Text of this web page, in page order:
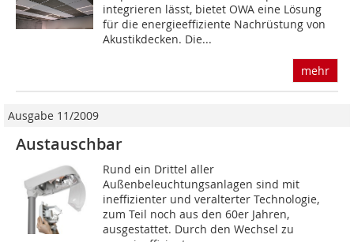
integrieren lässt, bietet OWA eine Lösung
für die energieeffiziente Nachrüstung von
Akustik­decken. Die...
mehr
Ausgabe 11/2009
Austauschbar
Rund ein Drittel aller
Außenbeleuchtungsanlagen sind mit
ineffizienter und veralterter Technologie,
zum Teil noch aus den 60er Jahren,
ausgestattet. Durch den Wechsel zu